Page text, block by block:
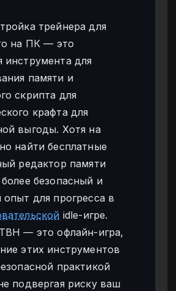
трейнера для
на ПК — это
инструмента для
памяти и
скрипта для
крафта для
выгоды. Хотя на
найти бесплатные
редактор памяти
безопасный и
опыт для прогресса в
idle-игре.
— это офлайн-игра,
этих инструментов
практикой
подвергая риску ваш